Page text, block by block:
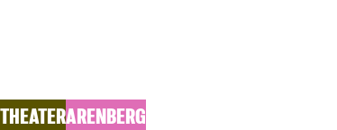
THEATERARENBERG